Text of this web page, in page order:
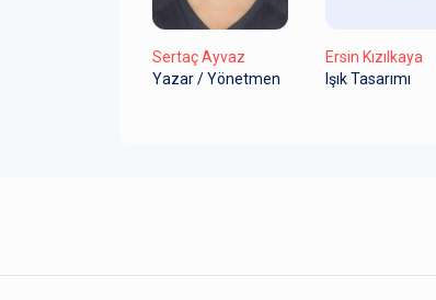
Sertaç Ayvaz
Yazar / Yönetmen
Ersin Kızılkaya
Işık Tasarımı